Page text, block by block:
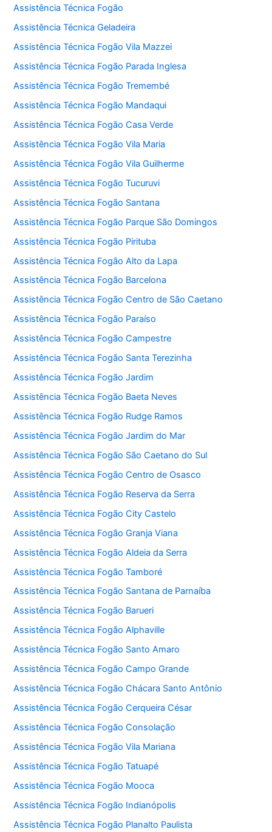
Assistência Técnica Fogão
Assistência Técnica Geladeira
Assistência Técnica Fogão Vila Mazzei
Assistência Técnica Fogão Parada Inglesa
Assistência Técnica Fogão Tremembé
Assistência Técnica Fogão Mandaqui
Assistência Técnica Fogão Casa Verde
Assistência Técnica Fogão Vila Maria
Assistência Técnica Fogão Vila Guilherme
Assistência Técnica Fogão Tucuruvi
Assistência Técnica Fogão Santana
Assistência Técnica Fogão Parque São Domingos
Assistência Técnica Fogão Pirituba
Assistência Técnica Fogão Alto da Lapa
Assistência Técnica Fogão Barcelona
Assistência Técnica Fogão Centro de São Caetano
Assistência Técnica Fogão Paraíso
Assistência Técnica Fogão Campestre
Assistência Técnica Fogão Santa Terezinha
Assistência Técnica Fogão Jardim
Assistência Técnica Fogão Baeta Neves
Assistência Técnica Fogão Rudge Ramos
Assistência Técnica Fogão Jardim do Mar
Assistência Técnica Fogão São Caetano do Sul
Assistência Técnica Fogão Centro de Osasco
Assistência Técnica Fogão Reserva da Serra
Assistência Técnica Fogão City Castelo
Assistência Técnica Fogão Granja Viana
Assistência Técnica Fogão Aldeia da Serra
Assistência Técnica Fogão Tamboré
Assistência Técnica Fogão Santana de Parnaíba
Assistência Técnica Fogão Barueri
Assistência Técnica Fogão Alphaville
Assistência Técnica Fogão Santo Amaro
Assistência Técnica Fogão Campo Grande
Assistência Técnica Fogão Chácara Santo Antônio
Assistência Técnica Fogão Cerqueira César
Assistência Técnica Fogão Consolação
Assistência Técnica Fogão Vila Mariana
Assistência Técnica Fogão Tatuapé
Assistência Técnica Fogão Mooca
Assistência Técnica Fogão Indianópolis
Assistência Técnica Fogão Planalto Paulista